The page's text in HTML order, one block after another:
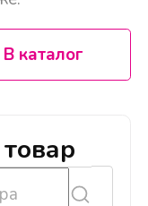
В каталог